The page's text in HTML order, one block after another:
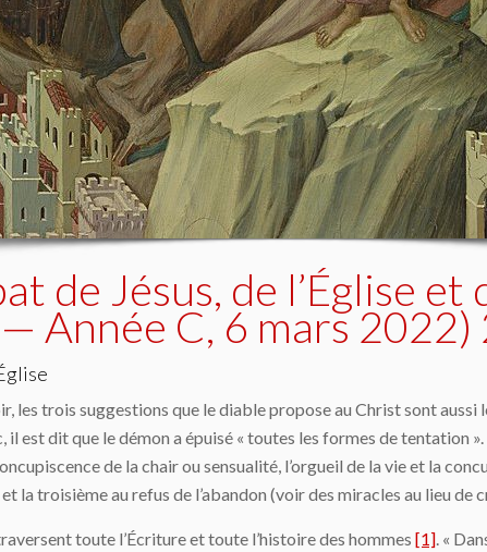
de Jésus, de l’Église
Année C, 6 mars 2022)
les trois suggestions que le diable propose au Christ sont
il est dit que le démon a épuisé « toutes les formes de tentation
de la chair ou sensualité, l’orgueil de la vie et la
la troisième au refus de l’abandon (voir des miracles au lieu de
toute l’Écriture et toute l’histoire des hommes [1]. «